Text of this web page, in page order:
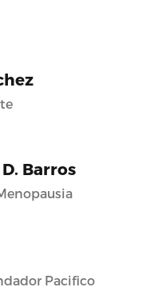
Barros
Pacifico